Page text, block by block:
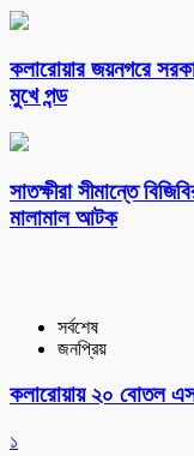
কলারোয়ার জয়নগরে
মুখে পন্ড
সাতক্ষীরা সীমান্তে
মালামাল আটক
সর্বশেষ
জনপ্রিয়
কলারোয়ায় ২০ বোতল
১